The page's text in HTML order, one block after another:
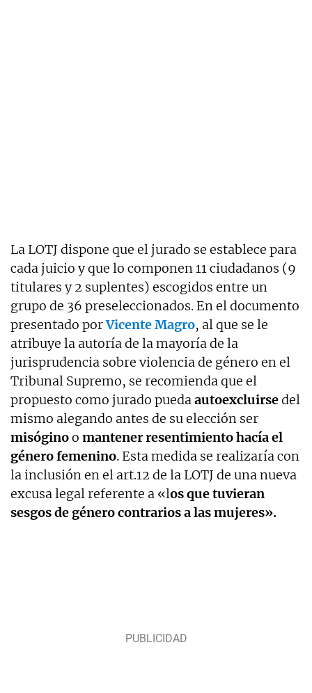
La LOTJ dispone que el jurado se establece para
cada juicio y que lo componen 11 ciudadanos (9
titulares y 2 suplentes) escogidos entre un
grupo de 36 preseleccionados. En el documento
presentado porVicente Magro, al que se le
atribuye la autoría de la mayoría de la
jurisprudencia sobre violencia de género en el
Tribunal Supremo, se recomienda que el
propuesto como jurado puedaautoexcluirsedel
mismo alegando antes de su elección ser
misóginoo mantener resentimiento hacía el
género femenino. Esta medida se realizaría con
la inclusión en el art.12 de la LOTJ de una nueva
excusa legal referente a «los que tuvieran
sesgos de género contrarios a las mujeres».